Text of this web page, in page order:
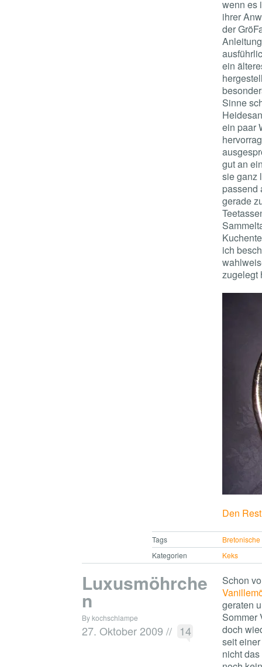
wenn es
ihrer
der
ein
Sinne
ein paar
gut an
sie ganz
passend
gerade
ich
zugelegt
Den
Tags
Kategorien
Keks
Luxusmöhrche
n
By kochschlampe
27. Oktober 2009 // 14
Schon
geraten
Sommer
doch
seit
nicht